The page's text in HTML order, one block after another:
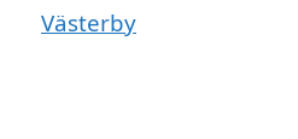
Västerby